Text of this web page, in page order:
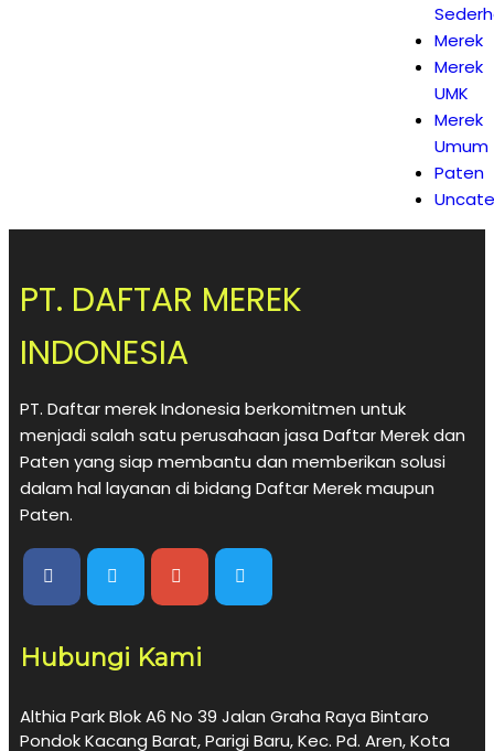
Merek
Merek
UMK
Merek
Umum
Paten
PT. DAFTAR MEREK
INDONESIA
PT. Daftar merek Indonesia berkomitmen untuk
menjadi salah satu perusahaan jasa Daftar Merek dan
Paten yang siap membantu dan memberikan solusi
dalam hal layanan di bidang Daftar Merek maupun
Paten.
Hubungi Kami
Althia Park Blok A6 No 39 Jalan Graha Raya Bintaro
Pondok Kacang Barat, Parigi Baru, Kec. Pd. Aren, Kota